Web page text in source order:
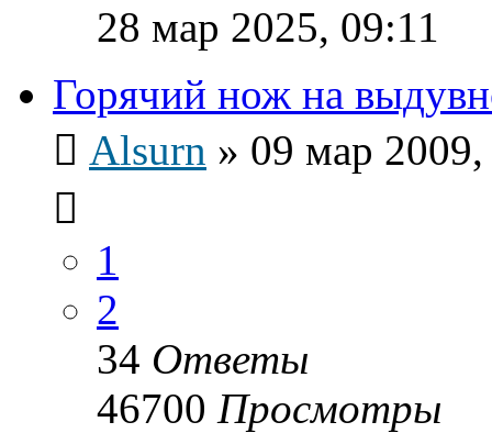
28 мар 2025, 09:11
Горячий нож на
Alsurn » 09 мар
1
2
34 Ответы
46700 Просмотры